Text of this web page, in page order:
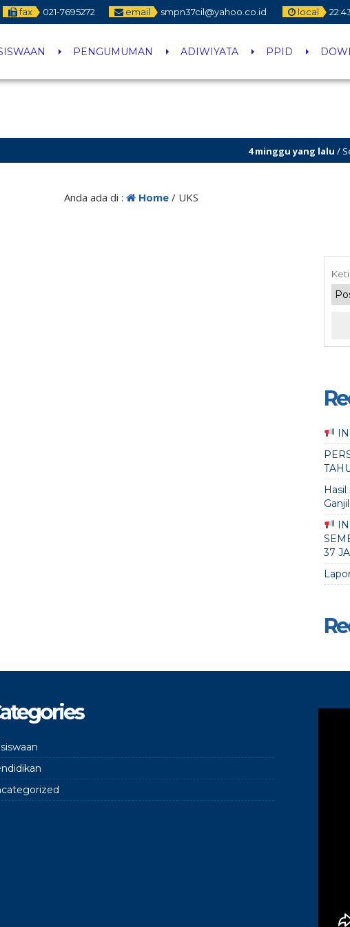
fax 021-7695272 email smpn37cil@yahoo.co.id local 22:
PENGUMUMAN ADIWIYATA PPID
4 minggu yang lalu/
Anda ada di : Home/ UKS
37